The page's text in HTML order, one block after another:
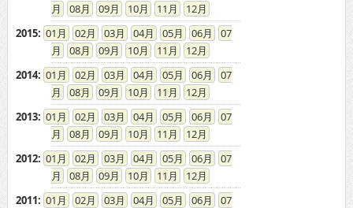
08
09 10 11
12
2015: 01 02 03 04 05 06
07
08
09 10 11
12
2014: 01 02 03 04 05 06
07
08
09 10 11
12
2013: 01 02 03 04 05 06
07
08
09 10 11
12
2012: 01 02 03 04 05 06
07
08
09 10 11
12
2011: 01 02 03 04 05 06
07